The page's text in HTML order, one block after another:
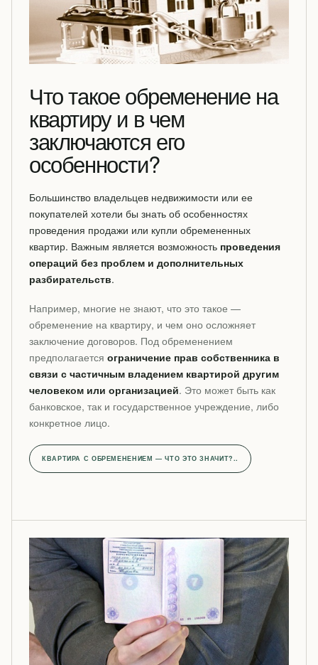
Что такое обременение на
квартиру и в чем
заключаются его
особенности?
Большинство владельцев недвижимости или ее
покупателей хотели бы знать об особенностях
проведения продажи или купли обремененных
квартир. Важным является возможность проведения
операций без проблем и дополнительных
разбирательств.
Например, многие не знают, что это такое —
обременение на квартиру, и чем оно осложняет
заключение договоров. Под обременением
предполагается ограничение прав собственника в
связи с частичным владением квартирой другим
человеком или организацией. Это может быть как
банковское, так и государственное учреждение, либо
конкретное лицо.
КВАРТИРА С ОБРЕМЕНЕНИЕМ — ЧТО ЭТО ЗНАЧИТ?..